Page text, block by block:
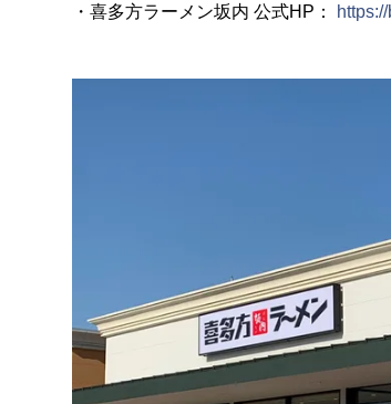
・喜多方ラーメン坂内 公式HP：